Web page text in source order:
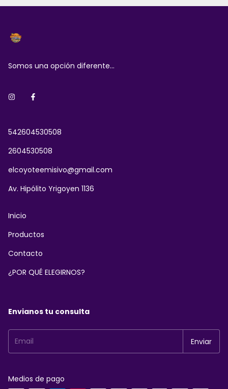
Somos una opción diferente...
542604530508
2604530508
elcoyoteemisivo@gmail.com
Av. Hipólito Yrigoyen 1136
Inicio
Productos
Contacto
¿POR QUÉ ELEGIRNOS?
Envianos tu consulta
Medios de pago